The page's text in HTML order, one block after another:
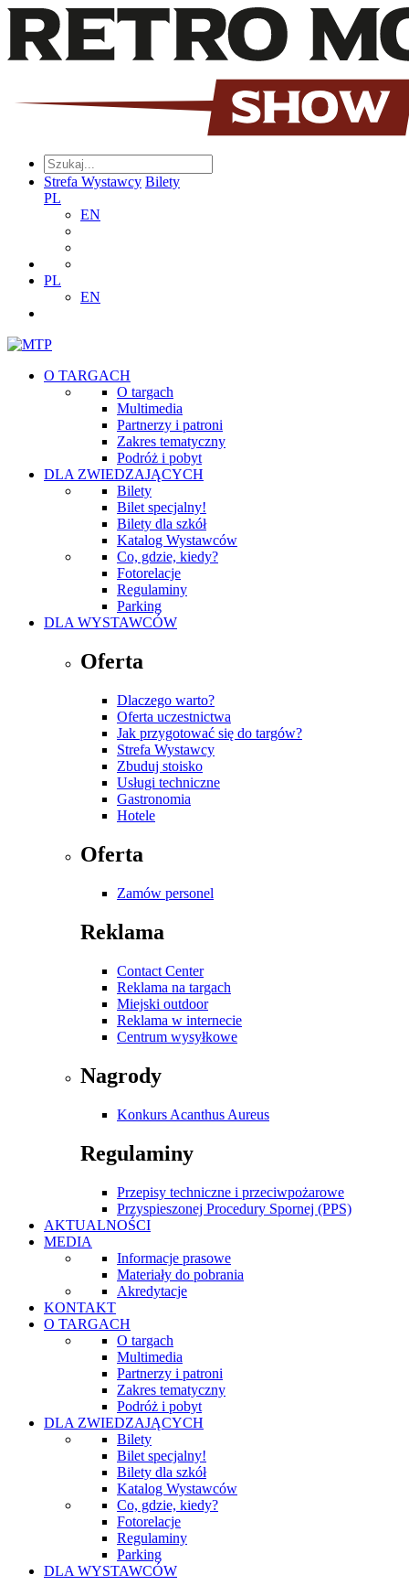
Strefa Wystawcy Bilety
PL
EN
PL
EN
O TARGACH
O targach
Multimedia
Partnerzy i patroni
Zakres tematyczny
Podróż i pobyt
DLA ZWIEDZAJĄCYCH
Bilety
Bilet specjalny!
Bilety dla szkół
Katalog Wystawców
Co, gdzie, kiedy?
Fotorelacje
Regulaminy
Parking
DLA WYSTAWCÓW
Oferta
Dlaczego warto?
Oferta uczestnictwa
Jak przygotować się do targów?
Strefa Wystawcy
Zbuduj stoisko
Usługi techniczne
Gastronomia
Hotele
Oferta
Zamów personel
Reklama
Contact Center
Reklama na targach
Miejski outdoor
Reklama w internecie
Centrum wysyłkowe
Nagrody
Konkurs Acanthus Aureus
Regulaminy
Przepisy techniczne i przeciwpożarowe
Przyspieszonej Procedury Spornej (PPS)
AKTUALNOŚCI
MEDIA
Informacje prasowe
Materiały do pobrania
Akredytacje
KONTAKT
O TARGACH
O targach
Multimedia
Partnerzy i patroni
Zakres tematyczny
Podróż i pobyt
DLA ZWIEDZAJĄCYCH
Bilety
Bilet specjalny!
Bilety dla szkół
Katalog Wystawców
Co, gdzie, kiedy?
Fotorelacje
Regulaminy
Parking
DLA WYSTAWCÓW